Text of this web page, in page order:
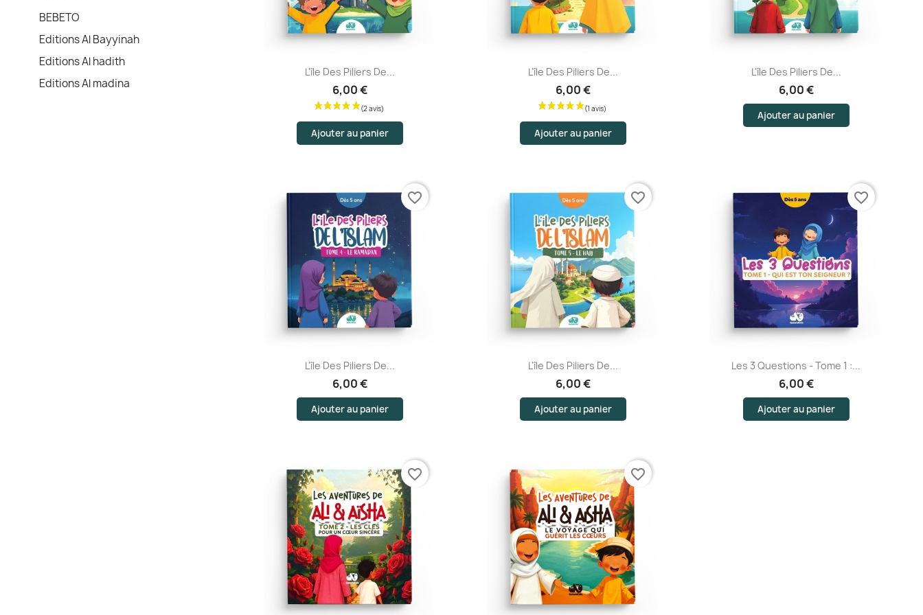
BEBETO
Editions Al Bayyinah
Editions Al hadith
Editions Al madina
Aperçu rapide
L'île Des Piliers De...
(2 avis)
6,00 €
Ajouter au panier
Aperçu rapide
L'île Des Piliers De...
6,00 €
Ajouter au panier
Aperçu rapide
L'île Des Piliers De...
6,00 €
Ajouter au panier
Aperçu rapide
L'île Des Piliers De...
6,00 €
Ajouter au panier
favorite_border
Aperçu rapide
L'île Des Piliers De...
6,00 €
Ajouter au panier
favorite_border
Aperçu rapide
Les 3 Questions - Tome 1 :...
6,00 €
Ajouter au panier
favorite_border
favorite_border favorite_border